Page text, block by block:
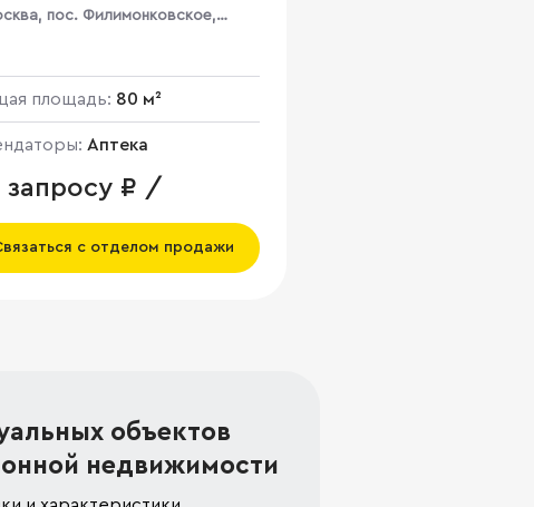
пос. Филимонковское,
площадь: 80 м²
Аптека
запросу ₽ /
с отделом продажи
объектов
недвижимости